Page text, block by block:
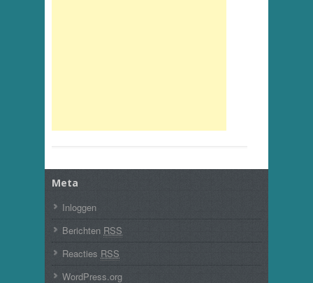
Meta
Inloggen
Berichten RSS
Reacties RSS
WordPress.org